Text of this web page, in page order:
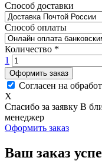
Способ доставки
Способ оплаты
Количество *
1
Оформить заказ
Согласен на
X
Спасибо за заявку В
менеджер
Оформить заказ
Ваш заказ